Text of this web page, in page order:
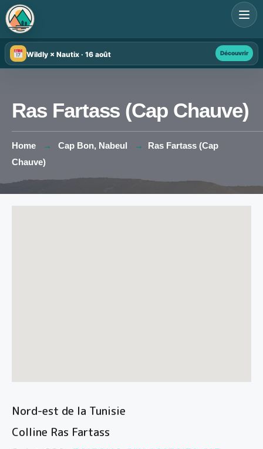
Wildly × Nautix · 16 août Découvrir
Ras Fartass (Cap Chauve)
Home Cap Bon, Nabeul
Ras Fartass (Cap
Chauve)
Nord-est de la Tunisie
Colline Ras Fartass
Search
for: